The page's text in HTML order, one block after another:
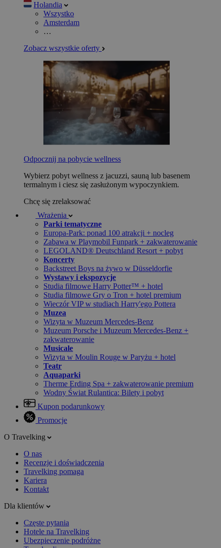
Holandia
Wszystko
Amsterdam
…
Zobacz wszystkie oferty
Odpocznij na pobycie wellness
Wybierz pobyt wellness z jacuzzi, sauną lub basenem
termalnym i ciesz się zasłużonym wypoczynkiem.
Chcę się zrelaksować
Wrażenia
Parki tematyczne
Europa-Park: ponad 100 atrakcji + nocleg
Zabawa w Playmobil Funpark + zakwaterowanie
LEGOLAND® Deutschland Resort + pobyt
Koncerty
Backstreet Boys na żywo w Düsseldorfie
Wystawy i ekspozycje
Studia filmowe Harry Potter™ + hotel
Studia filmowe Gry o Tron + hotel premium
Wieczór VIP w studiach Harry'ego Pottera
Muzea
Wizyta w Muzeum Mercedes-Benz
Muzeum Porsche i Muzeum Mercedes-Benz +
zakwaterowanie
Musicale
Wizyta w Moulin Rouge w Paryżu + hotel
Teatr
Aquaparki
Therme Erding Spa + zakwaterowanie premium
Wodny Świat Rulantica: Bilety i pobyt
Kupon podarunkowy
Promocje
O Travelking
O nas
Recenzje i doświadczenia
Travelking pomaga
Kariera
Kontakt
Dla klientów
Częste pytania
Hotele na Travelking
Ubezpieczenie podróżne